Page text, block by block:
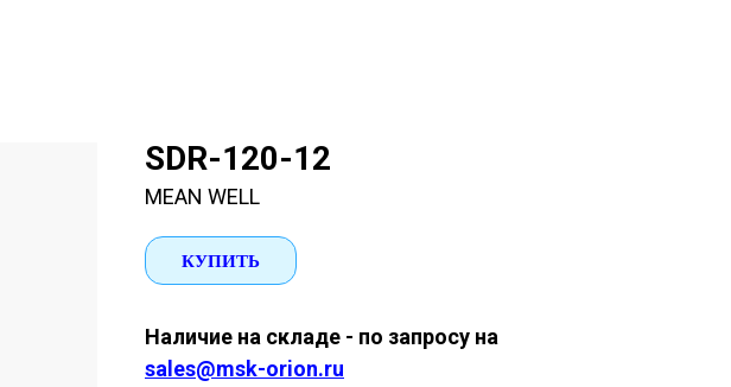
SDR-120-12
MEAN WELL
КУПИТЬ
Наличие на складе - по запросу на
sales@msk-orion.ru